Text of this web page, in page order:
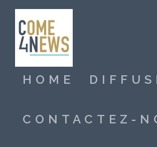
HOME
CONTACTEZ-